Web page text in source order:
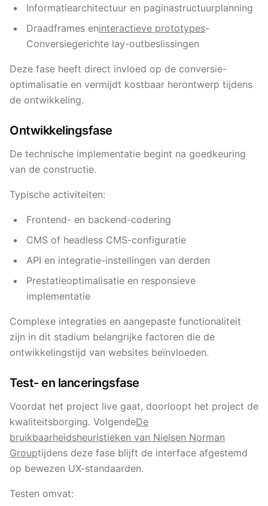
Informatiearchitectuur en paginastructuurplanning
Draadframes eninteractieve prototypes-
Conversiegerichte lay-outbeslissingen
Deze fase heeft direct invloed op de conversie-
optimalisatie en vermijdt kostbaar herontwerp tijdens
de ontwikkeling.
Ontwikkelingsfase
De technische implementatie begint na goedkeuring
van de constructie.
Typische activiteiten:
Frontend- en backend-codering
CMS of headless CMS-configuratie
API en integratie-instellingen van derden
Prestatieoptimalisatie en responsieve
implementatie
Complexe integraties en aangepaste functionaliteit
zijn in dit stadium belangrijke factoren die de
ontwikkelingstijd van websites beïnvloeden.
Test- en lanceringsfase
Voordat het project live gaat, doorloopt het project de
kwaliteitsborging. VolgendeDe
bruikbaarheidsheuristieken van Nielsen Norman
Grouptijdens deze fase blijft de interface afgestemd
op bewezen UX-standaarden.
Testen omvat: